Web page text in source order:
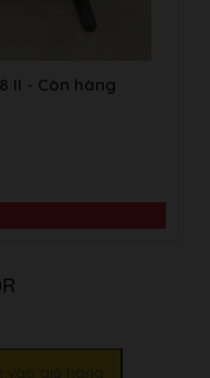
II - Còn hàng